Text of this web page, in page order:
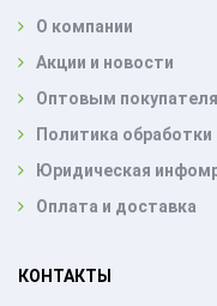
О компании
Акции и новости
Оптовым
Политика
Юридическая
Оплата и доставка
КОНТАКТЫ